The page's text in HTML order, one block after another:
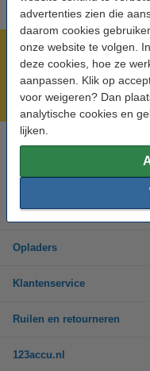
advertenties zien die
daarom cookies
onze website te volgen.
deze cookies, hoe ze
aanpassen. Klik op
voor weigeren? Dan
analytische cookies en
lijken.
Meer dan 5 miljoen
Voor 23.59 uur besteld,
Laagsteprijsgarantie!
Op
Accu's
Opladers
Klantenservice
Ruilen en retourneren
123accu.nl